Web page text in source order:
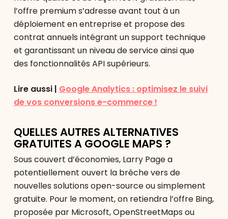
l’offre premium s’adresse avant tout à un
déploiement en entreprise et propose des
contrat annuels intégrant un support technique
et garantissant un niveau de service ainsi que
des fonctionnalités API supérieurs.
Lire aussi | Google Analytics : optimisez le suivi
de vos conversions e-commerce !
QUELLES AUTRES ALTERNATIVES
GRATUITES A GOOGLE MAPS ?
Sous couvert d’économies, Larry Page a
potentiellement ouvert la brèche vers de
nouvelles solutions open-source ou simplement
gratuite. Pour le moment, on retiendra l’offre Bing,
proposée par Microsoft, OpenStreetMaps ou